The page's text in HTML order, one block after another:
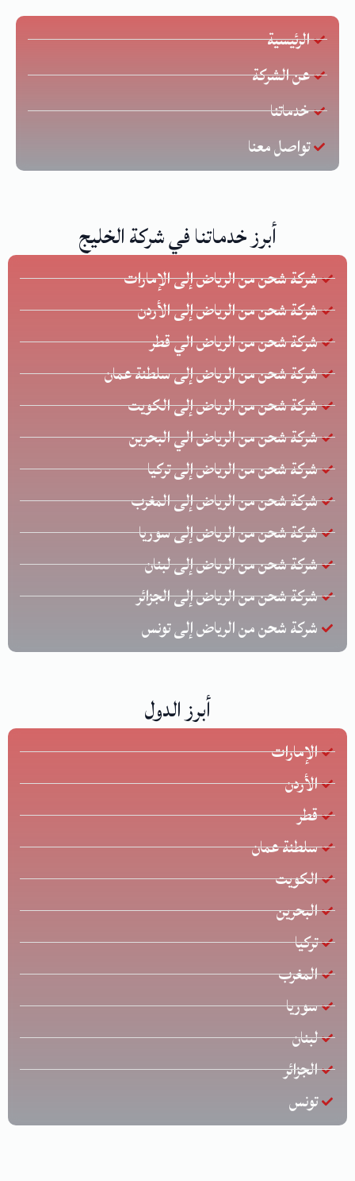
الرئيسية
عن الشركة
خدماتنا
تواصل معنا
أبرز خدماتنا في شركة الخليج
شركة شحن من الرياض إلى الإمارات
شركة شحن من الرياض إلى الأردن
شركة شحن من الرياض الي قطر
شركة شحن من الرياض إلى سلطنة عمان
شركة شحن من الرياض إلى الكويت
شركة شحن من الرياض الي البحرين
شركة شحن من الرياض إلى تركيا
شركة شحن من الرياض إلى المغرب
شركة شحن من الرياض إلى سوريا
شركة شحن من الرياض إلى لبنان
شركة شحن من الرياض إلى الجزائر
شركة شحن من الرياض إلى تونس
أبرز الدول
الإمارات
الأردن
قطر
سلطنة عمان
الكويت
البحرين
تركيا
المغرب
سوريا
لبنان
الجزائر
تونس